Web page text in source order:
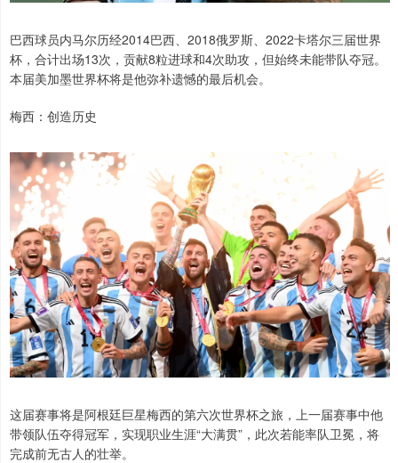
巴西球员内马尔历经2014巴西、2018俄罗斯、2022卡塔尔三届世界
杯，合计出场13次，贡献8粒进球和4次助攻，但始终未能带队夺冠。
本届美加墨世界杯将是他弥补遗憾的最后机会。
梅西：创造历史
这届赛事将是阿根廷巨星梅西的第六次世界杯之旅，上一届赛事中他
带领队伍夺得冠军，实现职业生涯“大满贯”，此次若能率队卫冕，将
完成前无古人的壮举。